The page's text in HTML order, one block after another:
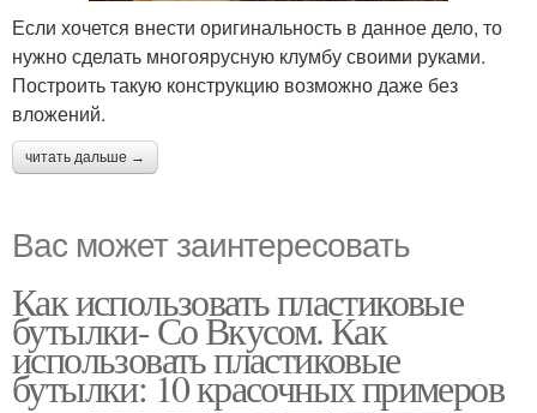
Если хочется внести оригинальность в данное дело, то
нужно сделать многоярусную клумбу своими руками.
Построить такую конструкцию возможно даже без
вложений.
читать дальше →
Вас может заинтересовать
Как использовать пластиковые
бутылки- Со Вкусом. Как
использовать пластиковые
бутылки: 10 красочных примеров